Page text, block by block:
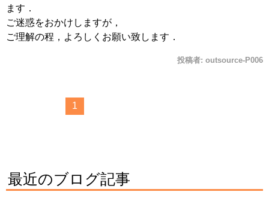
ます．
ご迷惑をおかけしますが，
ご理解の程，よろしくお願い致します．
投稿者: outsource-P006
1
最近のブログ記事